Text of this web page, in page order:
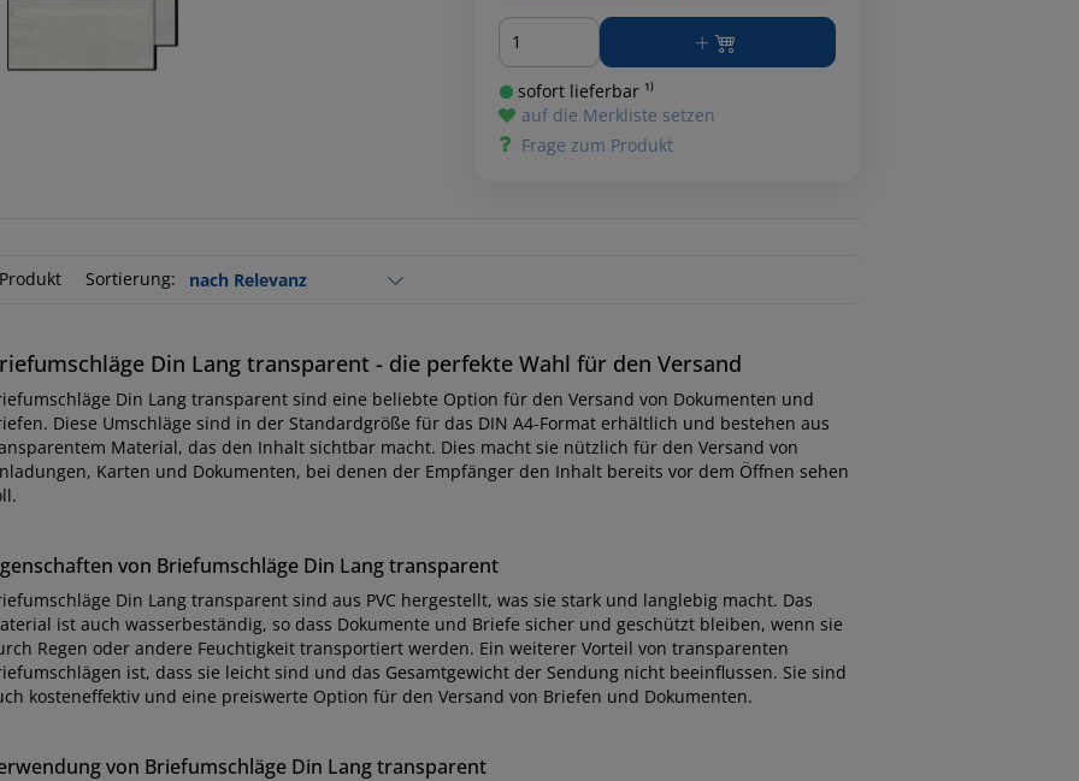
Menge
sofort lieferbar ¹⁾
auf die Merkliste setzen
Frage zum Produkt
Sortierung:
Din Lang transparent - die perfekte Wahl für den Versand
Din Lang transparent sind eine beliebte Option für den Versand von Dokumenten und
Diese Umschläge sind in der Standardgröße für das DIN A4-Format erhältlich und bestehen aus
Material, das den Inhalt sichtbar macht. Dies macht sie nützlich für den Versand von
Karten und Dokumenten, bei denen der Empfänger den Inhalt bereits vor dem Öffnen sehen
von Briefumschläge Din Lang transparent
Din Lang transparent sind aus PVC hergestellt, was sie stark und langlebig macht. Das
ist auch wasserbeständig, so dass Dokumente und Briefe sicher und geschützt bleiben, wenn sie
Regen oder andere Feuchtigkeit transportiert werden. Ein weiterer Vorteil von transparenten
ist, dass sie leicht sind und das Gesamtgewicht der Sendung nicht beeinflussen. Sie sind
kosteneffektiv und eine preiswerte Option für den Versand von Briefen und Dokumenten.
von Briefumschläge Din Lang transparent